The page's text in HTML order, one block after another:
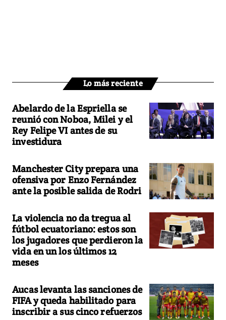
Lo más reciente
Abelardo de la Espriella se
reunió con Noboa, Milei y el
Rey Felipe VI antes de su
investidura
Manchester City prepara una
ofensiva por Enzo Fernández
ante la posible salida de Rodri
La violencia no da tregua al
fútbol ecuatoriano: estos son
los jugadores que perdieron la
vida en un los últimos 12
meses
Aucas levanta las sanciones de
FIFA y queda habilitado para
inscribir a sus cinco refuerzos